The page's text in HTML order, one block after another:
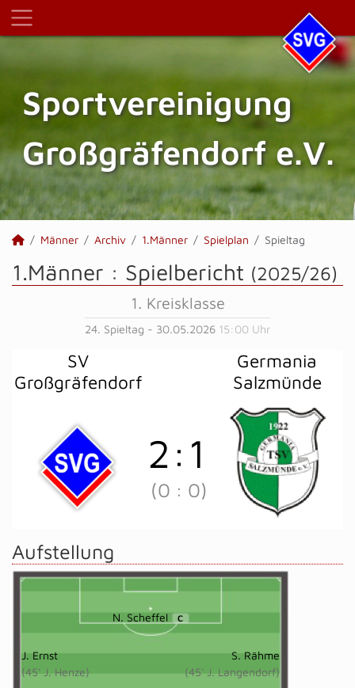
Sportvereinigung
Großgräfendorf e.V.
Männer Archiv 1.Männer Spielplan Spieltag
1.Männer : Spielbericht (2025/26)
1. Kreisklasse
24. Spieltag - 30.05.2026 15:00 Uhr
SV
Großgräfendorf
Germania
Salzmünde
2 : 1
(0 : 0)
Aufstellung
N. Scheffel C
J. Ernst
(45' J. Henze)
S. Rähme
(45' J. Langendorf)